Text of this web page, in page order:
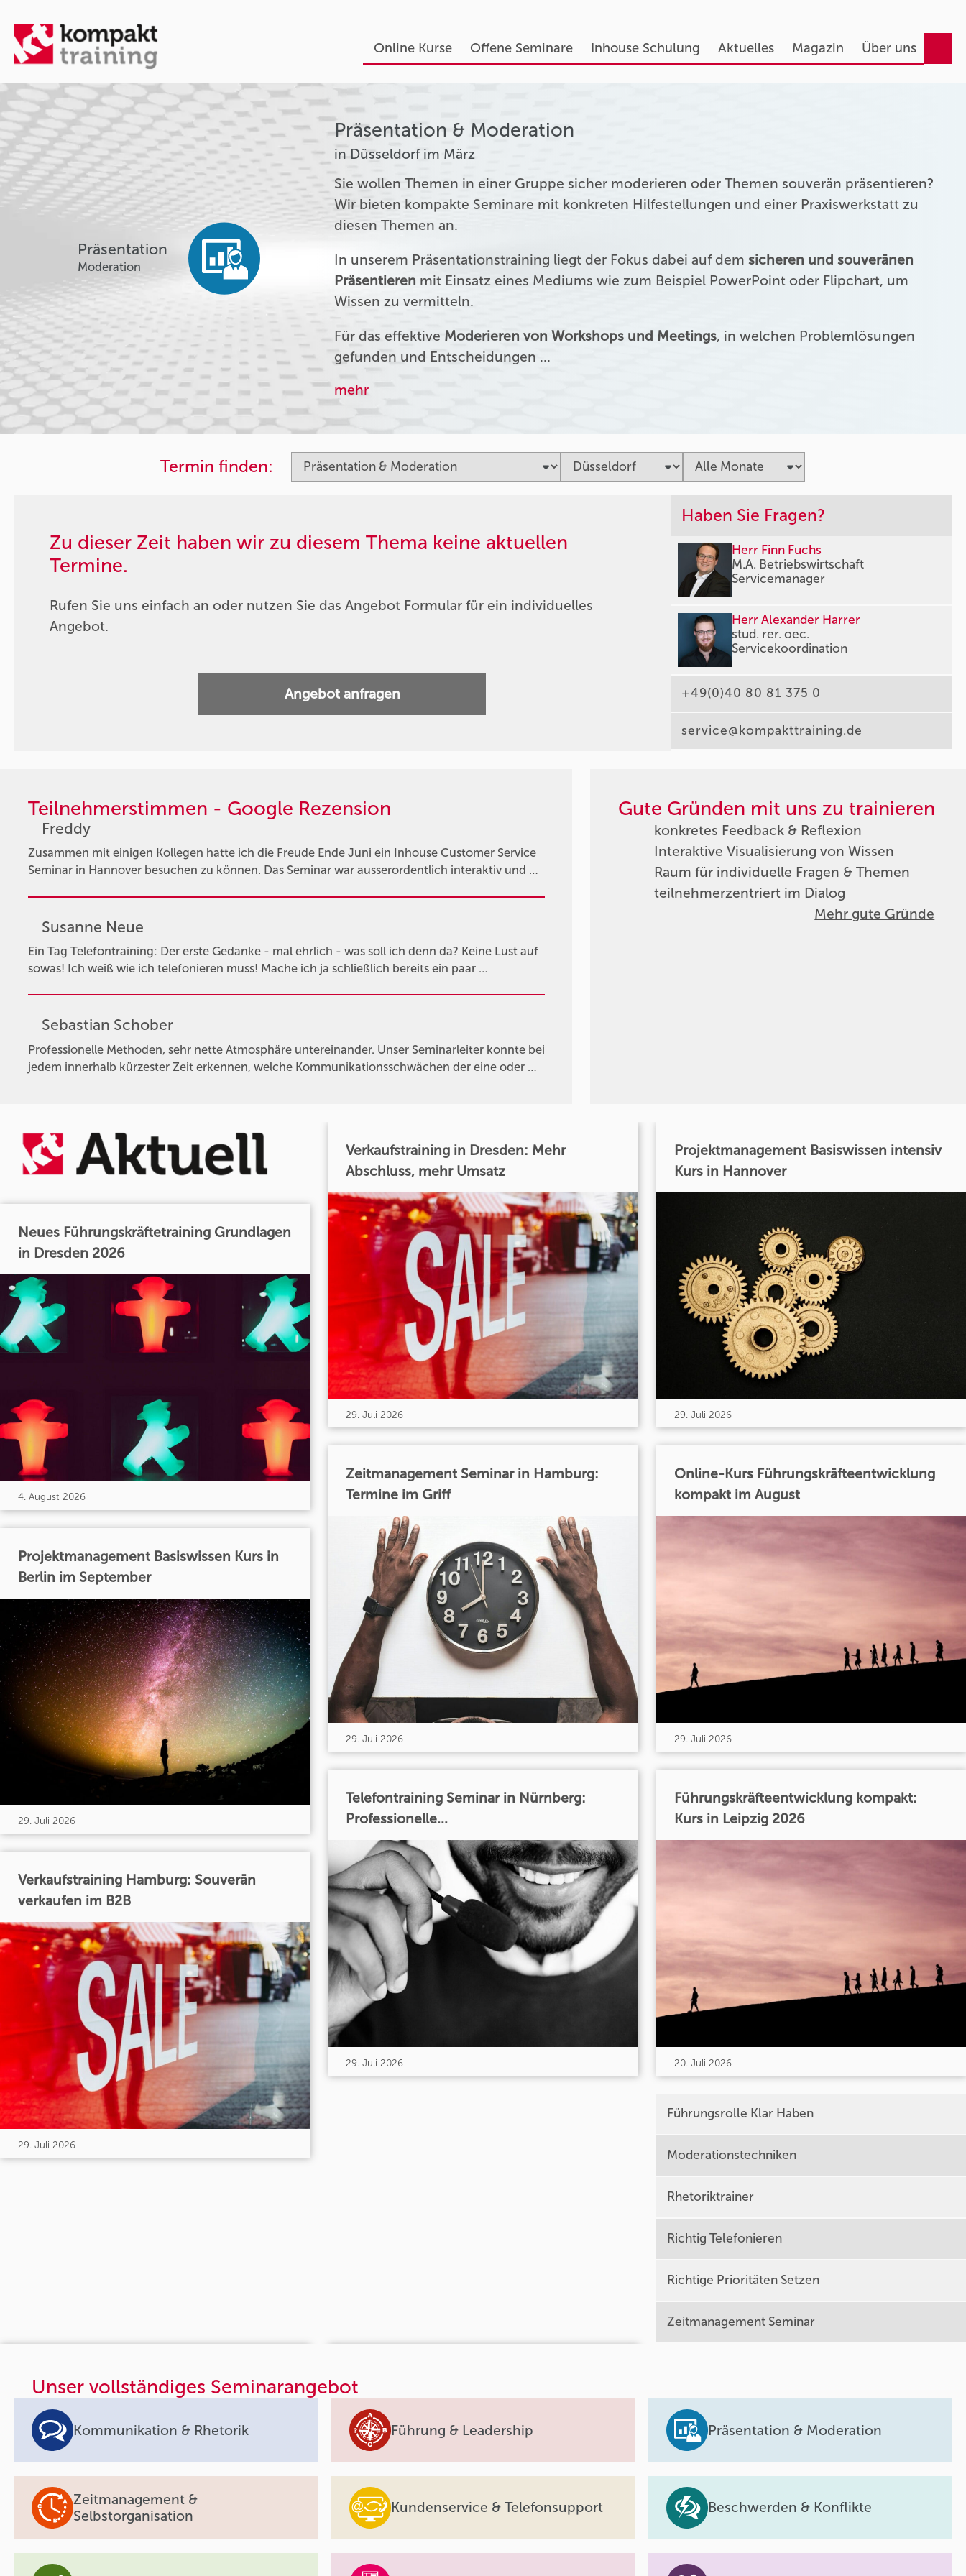
Online Kurse Offene Seminare Inhouse Schulung Aktuelles Magazin Über uns
Präsentation
Moderation
Präsentation & Moderation
in Düsseldorf im März
Sie wollen Themen in einer Gruppe sicher moderieren oder Themen souverän präsentieren?
Wir bieten kompakte Seminare mit konkreten Hilfestellungen und einer Praxiswerkstatt zu
diesen Themen an.
In unserem Präsentationstraining liegt der Fokus dabei auf demsicheren und souveränen
Präsentieren mit Einsatz eines Mediums wie zum Beispiel PowerPoint oder Flipchart, um
Wissen zu vermitteln.
Für das effektive Moderieren von Workshops und Meetings, in welchen Problemlösungen
gefunden und Entscheidungen …
mehr
Termin finden:
Zu dieser Zeit haben wir zu diesem Thema keine aktuellen
Termine.
Rufen Sie uns einfach an oder nutzen Sie das Angebot Formular für ein individuelles
Angebot.
Angebot anfragen
Haben Sie Fragen?
Herr Finn Fuchs
M.A. Betriebswirtschaft
Servicemanager
Herr Alexander Harrer
stud. rer. oec.
Servicekoordination
+49(0)40 80 81 375 0
service@kompakttraining.de
Teilnehmerstimmen - Google Rezension
Freddy
Zusammen mit einigen Kollegen hatte ich die Freude Ende Juni ein Inhouse Customer Service
Seminar in Hannover besuchen zu können. Das Seminar war ausserordentlich interaktiv und …
Susanne Neue
Ein Tag Telefontraining: Der erste Gedanke - mal ehrlich - was soll ich denn da? Keine Lust auf
sowas! Ich weiß wie ich telefonieren muss! Mache ich ja schließlich bereits ein paar …
Sebastian Schober
Professionelle Methoden, sehr nette Atmosphäre untereinander. Unser Seminarleiter konnte bei
jedem innerhalb kürzester Zeit erkennen, welche Kommunikationsschwächen der eine oder …
Gute Gründen mit uns zu trainieren
konkretes Feedback & Reflexion
Interaktive Visualisierung von Wissen
Raum für individuelle Fragen & Themen
teilnehmerzentriert im Dialog
Mehr gute Gründe
Neues Führungskräftetraining Grundlagen
in Dresden 2026
4. August 2026
Projektmanagement Basiswissen Kurs in
Berlin im September
29. Juli 2026
Verkaufstraining Hamburg: Souverän
verkaufen im B2B
29. Juli 2026
Verkaufstraining in Dresden: Mehr
Abschluss, mehr Umsatz
29. Juli 2026
Zeitmanagement Seminar in Hamburg:
Termine im Griff
29. Juli 2026
Telefontraining Seminar in Nürnberg:
Professionelle...
29. Juli 2026
Projektmanagement Basiswissen intensiv
Kurs in Hannover
29. Juli 2026
Online-Kurs Führungskräfteentwicklung
kompakt im August
29. Juli 2026
Führungskräfteentwicklung kompakt:
Kurs in Leipzig 2026
20. Juli 2026
Führungsrolle Klar Haben
Moderationstechniken
Rhetoriktrainer
Richtig Telefonieren
Richtige Prioritäten Setzen
Zeitmanagement Seminar
Unser vollständiges Seminarangebot
Kommunikation & Rhetorik Führung & Leadership Präsentation & Moderation
Zeitmanagement &
Selbstorganisation
Kundenservice & Telefonsupport Beschwerden & Konflikte